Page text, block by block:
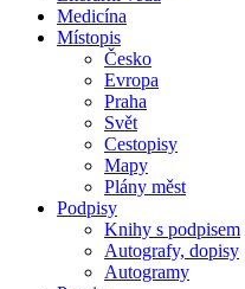
Medicína
Místopis
Česko
Evropa
Praha
Svět
Cestopisy
Mapy
Plány měst
Podpisy
Knihy s podpisem
Autografy, dopisy
Autogramy